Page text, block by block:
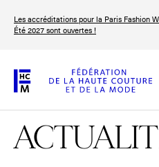
contenu
Les accréditations pour la Paris Fashion
Été 2027 sont ouvertes !
FRANÇAIS ENGLISH
La Fédération
La FHCM
Paris Fashion